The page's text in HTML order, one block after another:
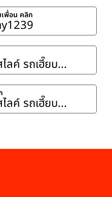
เพื่อน คลิก
ลค์ รถเฮี๊ยบ...
ลค์ รถเฮี๊ยบ...